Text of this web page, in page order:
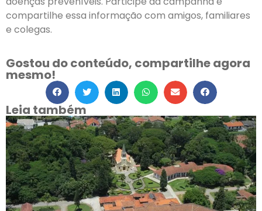
compartilhe essa informação com amigos, familiares
e colegas.
Gostou do conteúdo, compartilhe agora
mesmo!
Leia também